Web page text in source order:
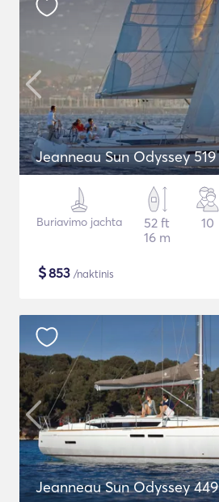
Jeanneau Sun Odyssey 519
Buriavimo jachta
52 ft
16 m
10
$853 /naktinis
Jeanneau Sun Odyssey 449